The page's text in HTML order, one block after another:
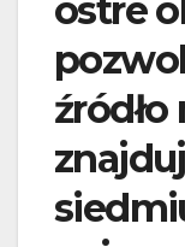
ostre
źródło